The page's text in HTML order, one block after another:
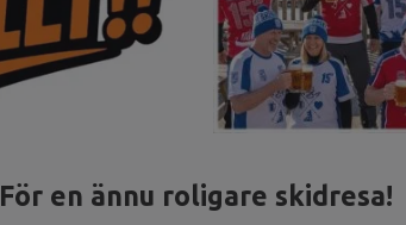
För en ännu roligare skidresa!